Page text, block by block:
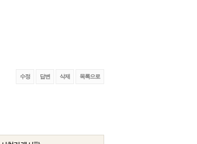
수정 답변 삭제 목록으로